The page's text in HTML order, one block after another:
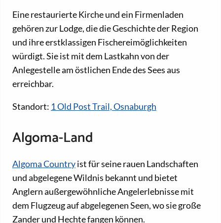
Eine restaurierte Kirche und ein Firmenladen
gehören zur Lodge, die die Geschichte der Region
und ihre erstklassigen Fischereimöglichkeiten
würdigt. Sie ist mit dem Lastkahn von der
Anlegestelle am östlichen Ende des Sees aus
erreichbar.
Standort: 1 Old Post Trail, Osnaburgh
Algoma-Land
Algoma Countryist für seine rauen Landschaften
und abgelegene Wildnis bekannt und bietet
Anglern außergewöhnliche Angelerlebnisse mit
dem Flugzeug auf abgelegenen Seen, wo sie große
Zander und Hechte fangen können.